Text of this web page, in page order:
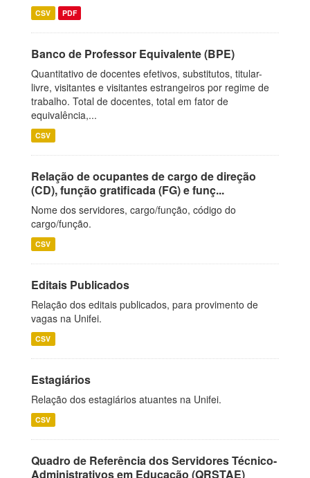
CSV PDF
Banco de Professor Equivalente (BPE)
Quantitativo de docentes efetivos, substitutos, titular-
livre, visitantes e visitantes estrangeiros por regime de
trabalho. Total de docentes, total em fator de
equivalência,...
CSV
Relação de ocupantes de cargo de direção
(CD), função gratificada (FG) e funç...
Nome dos servidores, cargo/função, código do
cargo/função.
CSV
Editais Publicados
Relação dos editais publicados, para provimento de
vagas na Unifei.
CSV
Estagiários
Relação dos estagiários atuantes na Unifei.
CSV
Quadro de Referência dos Servidores Técnico-
Administrativos em Educação (QRSTAE)